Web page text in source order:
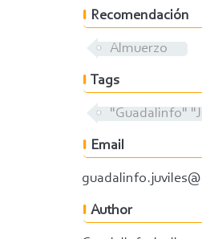
Recomendación
Almuerzo
Tags
"Guadalinfo"
Email
Author